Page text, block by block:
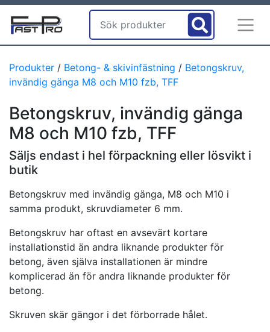
Produkter / Betong- & skivinfästning / Betongskruv,
invändig gänga M8 och M10 fzb, TFF
Betongskruv, invändig gänga
M8 och M10 fzb, TFF
Säljs endast i hel förpackning eller lösvikt i
butik
Betongskruv med invändig gänga, M8 och M10 i
samma produkt, skruvdiameter 6 mm.
Betongskruv har oftast en avsevärt kortare
installationstid än andra liknande produkter för
betong, även själva installationen är mindre
komplicerad än för andra liknande produkter för
betong.
Skruven skär gängor i det förborrade hålet.